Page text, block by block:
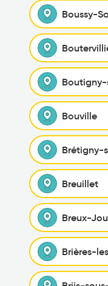
Boussy-
Boutigny-
Bouville
Brétigny-
Breuillet
Breux-
Brières-